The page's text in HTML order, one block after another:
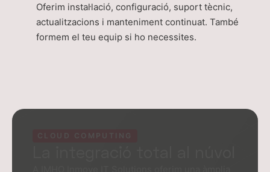
Oferim instal·lació, configuració, suport tècnic,
actualitzacions i manteniment continuat. També
formem el teu equip si ho necessites.